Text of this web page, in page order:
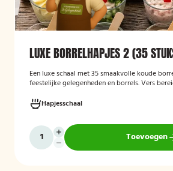
LUXE BORRELHAPJES 2 (35
Een luxe schaal met 35 smaakvolle koude
feestelijke gelegenheden en borrels. Vers
Hapjesschaal
Toevoegen